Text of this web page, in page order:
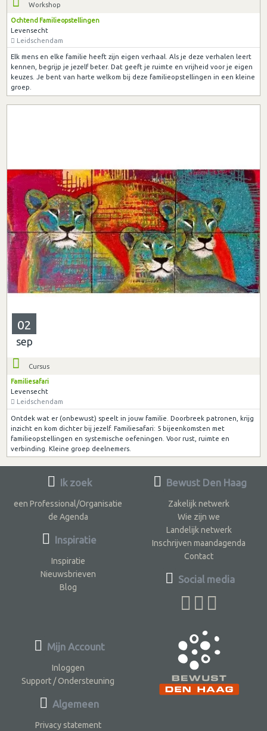
Workshop
Ochtend Familieopstellingen
Levensecht
Leidschendam
Elk mens en elke familie heeft zijn eigen verhaal. Als je deze verhalen leert
kennen, begrijp je jezelf beter. Dat geeft je ruimte en vrijheid voor je eigen
keuzes. Je bent van harte welkom bij deze familieopstellingen in een kleine
groep.
02
sep
Cursus
Familiesafari
Levensecht
Leidschendam
Ontdek wat er (onbewust) speelt in jouw familie. Doorbreek patronen, krijg
inzicht en kom dichter bij jezelf. Familiesafari: 5 bijeenkomsten met
familieopstellingen en systemische oefeningen. Voor rust, ruimte en
verbinding. Kleine groep deelnemers.
Ik zoek
een Professional/Organisatie
de Agenda
Inspiratie
Inspiratie
Nieuwsbrieven
Blog
Bewust Den Haag
Zakelijk netwerk
Wie zijn we
Landelijk netwerk
Inschrijven maandagenda
Contact
Social media
Mijn Account
Inloggen
Support / Ondersteuning
Algemeen
Privacy statement